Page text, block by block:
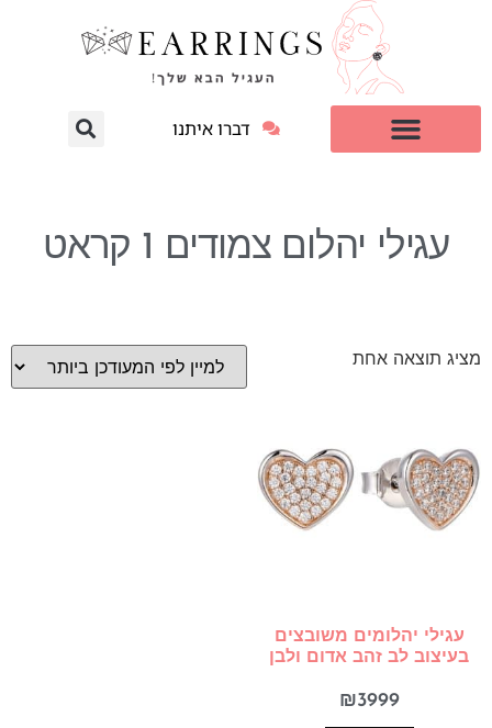
דברו איתנו
עגילי יהלום צמודים 1 קראט
מציג תוצאה אחת
עגילי יהלומים משובצים
בעיצוב לב זהב אדום ולבן
₪3999